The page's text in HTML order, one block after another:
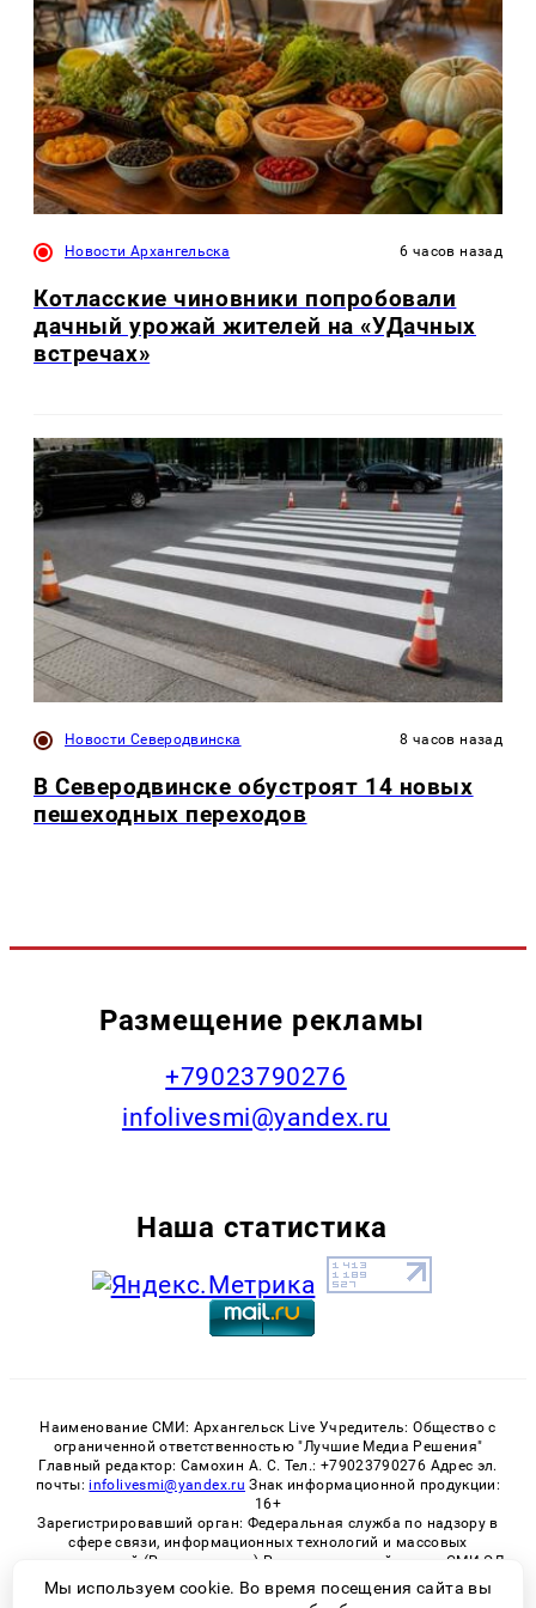
Новости Архангельска 6 часов назад
Котласские чиновники попробовали
дачный урожай жителей на «УДачных
встречах»
Новости Северодвинска 8 часов назад
В Северодвинске обустроят 14 новых
пешеходных переходов
Размещение рекламы
+79023790276
infolivesmi@yandex.ru
Наша статистика
Наименование СМИ: Архангельск Live Учредитель: Общество с
ограниченной ответственностью "Лучшие Медиа Решения"
Главный редактор: Самохин А. С. Тел.: +79023790276 Адрес эл.
почты: infolivesmi@yandex.ru Знак информационной продукции:
16+
Зарегистрировавший орган: Федеральная служба по надзору в
сфере связи, информационных технологий и массовых
коммуникаций (Роскомнадзор) Регистрационный номер СМИ ЭЛ
№ ФС 77 - 82533 от 21.01.2022
Мы используем cookie. Во время посещения сайта вы